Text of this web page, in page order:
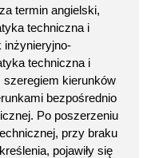
termin angielski,
techniczna i
inżynieryjno-
techniczna i
szeregiem kierunków
bezpośrednio
Po poszerzeniu
przy braku
pojawiły się